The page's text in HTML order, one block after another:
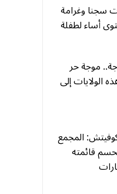
سنوات سجنا وغرامة
أساء لطفلة
45 درجة.. موجة حر
الولايات إلى
المجمع
قائمته